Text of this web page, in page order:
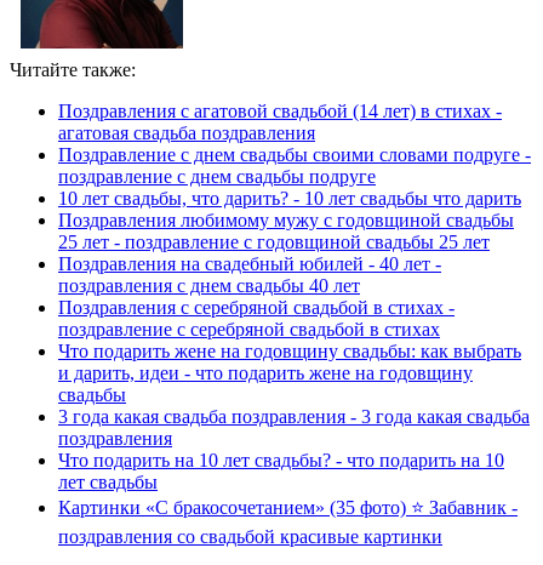
Читайте также:
Поздравления с агатовой свадьбой (14 лет) в стихах -
агатовая свадьба поздравления
Поздравление с днем свадьбы своими словами подруге -
поздравление с днем свадьбы подруге
10 лет свадьбы, что дарить? - 10 лет свадьбы что дарить
Поздравления любимому мужу с годовщиной свадьбы
25 лет - поздравление с годовщиной свадьбы 25 лет
Поздравления на свадебный юбилей - 40 лет -
поздравления с днем свадьбы 40 лет
Поздравления с серебряной свадьбой в стихах -
поздравление с серебряной свадьбой в стихах
Что подарить жене на годовщину свадьбы: как выбрать
и дарить, идеи - что подарить жене на годовщину
свадьбы
3 года какая свадьба поздравления - 3 года какая свадьба
поздравления
Что подарить на 10 лет свадьбы? - что подарить на 10
лет свадьбы
Картинки «С бракосочетанием» (35 фото) ⭐ Забавник -
поздравления со свадьбой красивые картинки